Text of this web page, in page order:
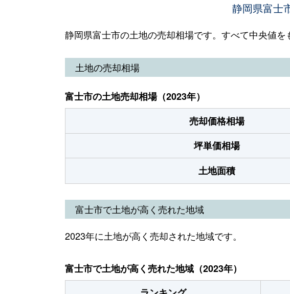
静岡県富士
静岡県富士市の土地の売却相場です。すべて中央値を
土地の売却相場
富士市の土地売却相場（2023年）
売却価格相場
坪単価相場
土地面積
富士市で土地が高く売れた地域
2023年に土地が高く売却された地域です。
富士市で土地が高く売れた地域（2023年）